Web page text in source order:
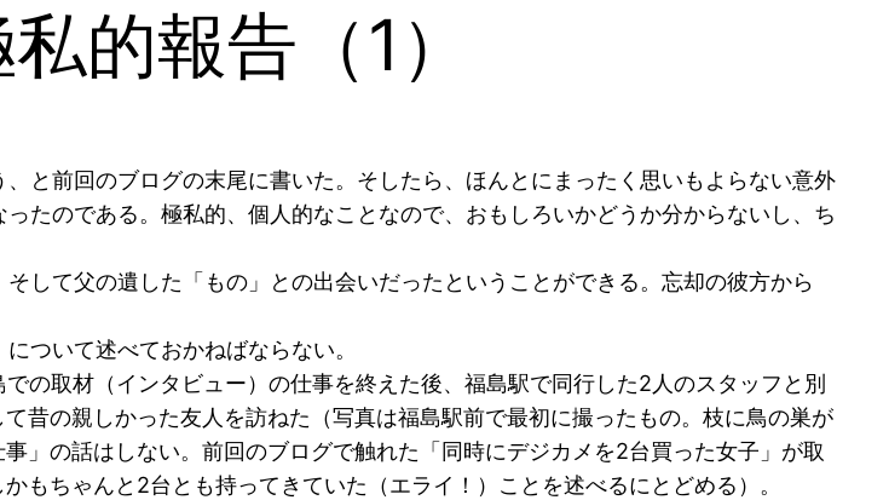
的報告（1）
と前回のブログの末尾に書いた。そしたら、ほんとにまったく思いもよらない意外
たのである。極私的、個人的なことなので、おもしろいかどうか分からないし、ち
して父の遺した「もの」との出会いだったということができる。忘却の彼方から
ついて述べておかねばならない。
の取材（インタビュー）の仕事を終えた後、福島駅で同行した2人のスタッフと別
昔の親しかった友人を訪ねた（写真は福島駅前で最初に撮ったもの。枝に鳥の巣が
」の話はしない。前回のブログで触れた「同時にデジカメを2台買った女子」が取
もちゃんと2台とも持ってきていた（エライ！）ことを述べるにとどめる）。